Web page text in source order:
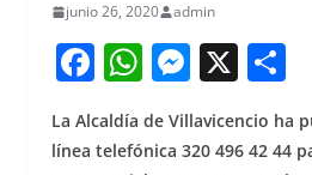
junio 26, 2020 admin
F
a
c
W
h
at
M
e
ss
X S
La Alcaldía de Villavicencio ha
línea telefónica 320 496 42 44